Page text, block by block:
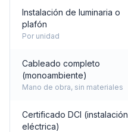
Instalación de luminaria o
plafón
Por unidad
Cableado completo
(monoambiente)
Mano de obra, sin materiales
Certificado DCI (instalación
eléctrica)